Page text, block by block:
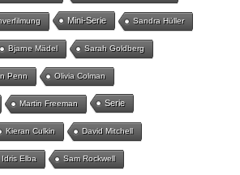
Mini-Serie Sandra Hüller
Bjarne Mädel Sarah Goldberg
Penn Olivia Colman
Martin Freeman Serie
Kieran Culkin David Mitchell
Idris Elba Sam Rockwell